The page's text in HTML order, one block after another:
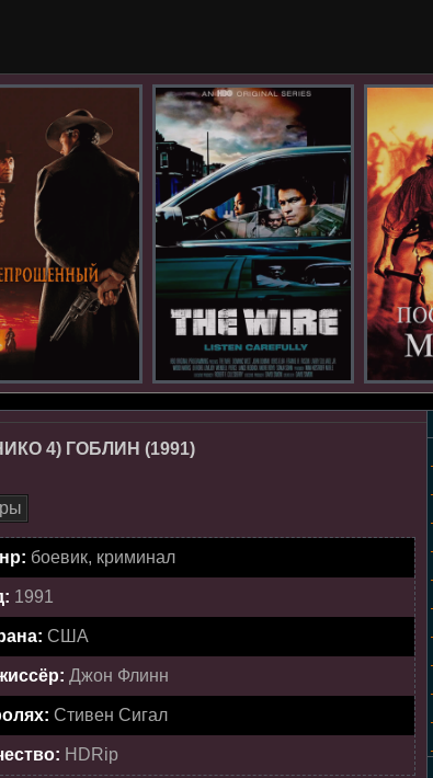
4) ГОБЛИН (1991)
боевик, криминал
1991
США
Джон Флинн
Стивен Сигал
HDRip